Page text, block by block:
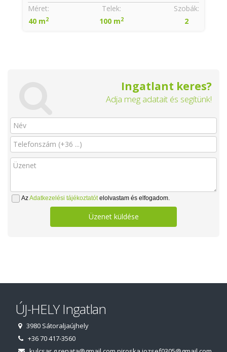
Szobák:
2
Méret:
40 m2
Telek:
100 m2
Ingatlant keres?
Adja meg adatait és segítünk!
AzAdatkezelési tájékoztatótelolvastam és elfogadom.
Üzenet küldése
ÚJ-HELY Ingatlan
3980 Sátoraljaújhely
+36 70 417-3560